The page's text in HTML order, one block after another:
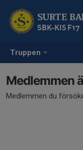
Truppen
SURTE
SBK-KIS F17
Medlemmen
Medlemmen du